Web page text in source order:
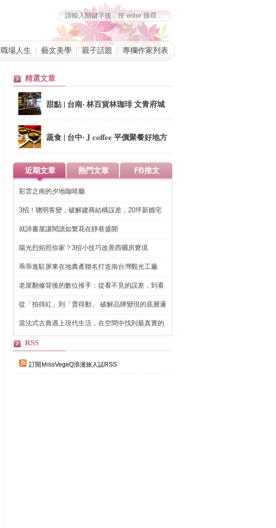
職場人生 藝文美學 親子話題 專欄作家列表
精選文章
甜點 | 台南‧ 林百貨林珈琲 文青府城
回憶錄
蔬食 | 台中‧ J coffee 平價聚餐好地方
近期文章 熱門文章 FB推文
彩雲之南的夕地咖啡廳
3招！聰明客變，破解建商結構誤差，20坪新婚宅
就諦書屋讓閱讀如繁花在靜巷盛開
陽光烈焰照你家？3招小技巧改善西曬房窘境
乖乖進駐屏東在地農產聯名打造南台灣觀光工廠
老屋翻修背後的數位推手：從看不見的誤差，到看
從「拍得紅」到「賣得動」 破解品牌變現的底層邏
當法式古典遇上現代生活，在空間中找到最真實的
RSS
訂閱ＭissVegeQ浪漫旅人誌RSS